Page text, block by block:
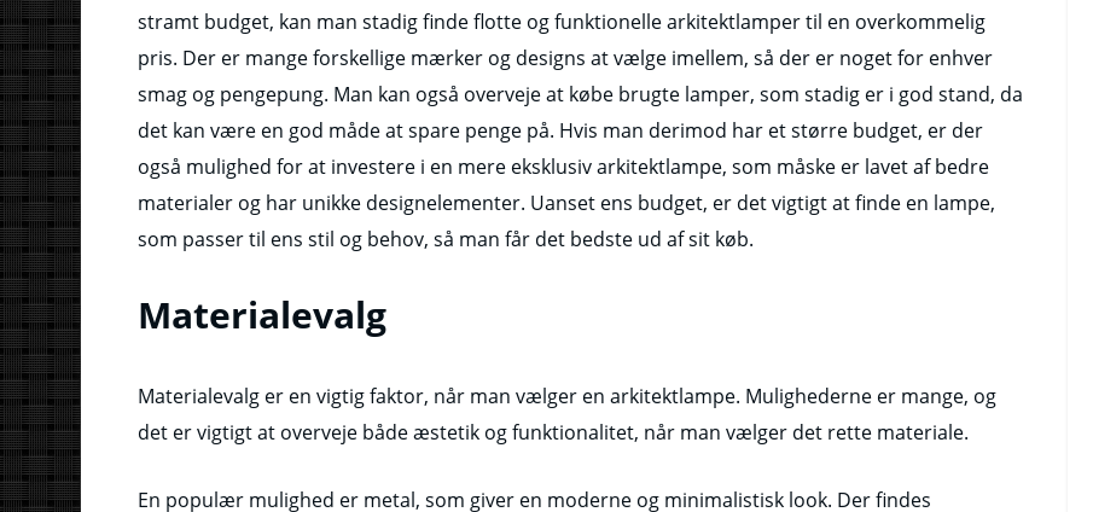
stramt budget, kan man stadig finde flotte og funktionelle arkitektlamper til en overkommelig
pris. Der er mange forskellige mærker og designs at vælge imellem, så der er noget for enhver
smag og pengepung. Man kan også overveje at købe brugte lamper, som stadig er i god stand, da
det kan være en god måde at spare penge på. Hvis man derimod har et større budget, er der
også mulighed for at investere i en mere eksklusiv arkitektlampe, som måske er lavet af bedre
materialer og har unikke designelementer. Uanset ens budget, er det vigtigt at finde en lampe,
som passer til ens stil og behov, så man får det bedste ud af sit køb.
Materialevalg
Materialevalg er en vigtig faktor, når man vælger en arkitektlampe. Mulighederne er mange, og
det er vigtigt at overveje både æstetik og funktionalitet, når man vælger det rette materiale.
En populær mulighed er metal, som giver en moderne og minimalistisk look. Der findes